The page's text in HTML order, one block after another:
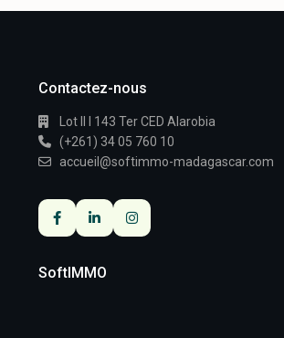
Contactez-nous
Lot II I 143 Ter CED Alarobia
(+261) 34 05 760 10
accueil@softimmo-madagascar.com
SoftIMMO